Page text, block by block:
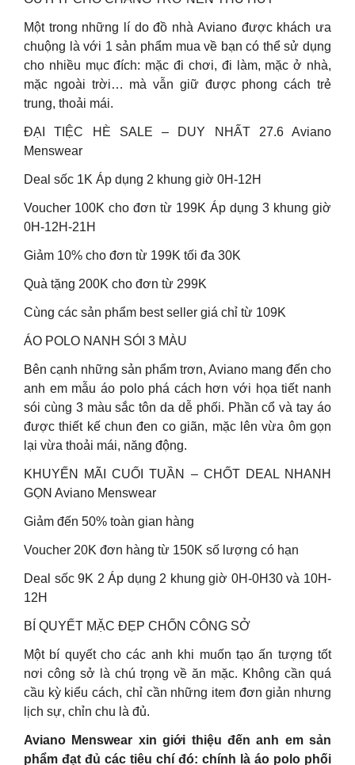
Một trong những lí do đồ nhà Aviano được khách ưa
chuộng là với 1 sản phẩm mua về bạn có thể sử dụng
cho nhiều mục đích: mặc đi chơi, đi làm, mặc ở nhà,
mặc ngoài trời… mà vẫn giữ được phong cách trẻ
trung, thoải mái.
ĐẠI TIỆC HÈ SALE – DUY NHẤT 27.6 Aviano
Menswear
Deal sốc 1K Áp dụng 2 khung giờ 0H-12H
Voucher 100K cho đơn từ 199K Áp dụng 3 khung giờ
0H-12H-21H
Giảm 10% cho đơn từ 199K tối đa 30K
Quà tặng 200K cho đơn từ 299K
Cùng các sản phẩm best seller giá chỉ từ 109K
ÁO POLO NANH SÓI 3 MÀU
Bên cạnh những sản phẩm trơn, Aviano mang đến cho
anh em mẫu áo polo phá cách hơn với họa tiết nanh
sói cùng 3 màu sắc tôn da dễ phối. Phần cổ và tay áo
được thiết kế chun đen co giãn, mặc lên vừa ôm gọn
lại vừa thoải mái, năng động.
KHUYẾN MÃI CUỐI TUẦN – CHỐT DEAL NHANH
GỌN Aviano Menswear
Giảm đến 50% toàn gian hàng
Voucher 20K đơn hàng từ 150K số lượng có hạn
Deal sốc 9K 2 Áp dụng 2 khung giờ 0H-0H30 và 10H-
12H
BÍ QUYẾT MẶC ĐẸP CHỐN CÔNG SỞ
Một bí quyết cho các anh khi muốn tạo ấn tượng tốt
nơi công sở là chú trọng về ăn mặc. Không cần quá
cầu kỳ kiểu cách, chỉ cần những item đơn giản nhưng
lịch sự, chỉn chu là đủ.
Aviano Menswear xin giới thiệu đến anh em sản
phẩm đạt đủ các tiêu chí đó: chính là áo polo phối